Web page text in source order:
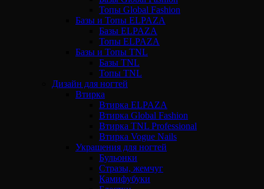
Топы Global Fashion
Базы и Топы ELPAZA
Базы ELPAZA
Топы ELPAZA
Базы и Топы TNL
Базы TNL
Топы TNL
Дизайн для ногтей
Втирка
Втирка ELPAZA
Втирка Global Fashion
Втирка TNL Professional
Втирка Vogue Nails
Украшения для ногтей
Бульонки
Стразы, жемчуг
Камифубуки